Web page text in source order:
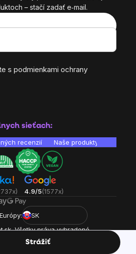
Strážiť
– stačí zadať e‑mail.
s podmienkami ochrany
sieťach:
recenzií Naše produkty sú
4.9/5(1577x)
SK
Všetky práva vyhradené.
údajovObchodné podmienky